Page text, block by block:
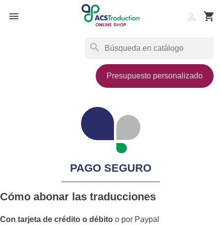
 shopping_cart

search
Presupuesto personalizado
PAGO SEGURO
Cómo abonar las traducciones
Con tarjeta de crédito o débito o por Paypal